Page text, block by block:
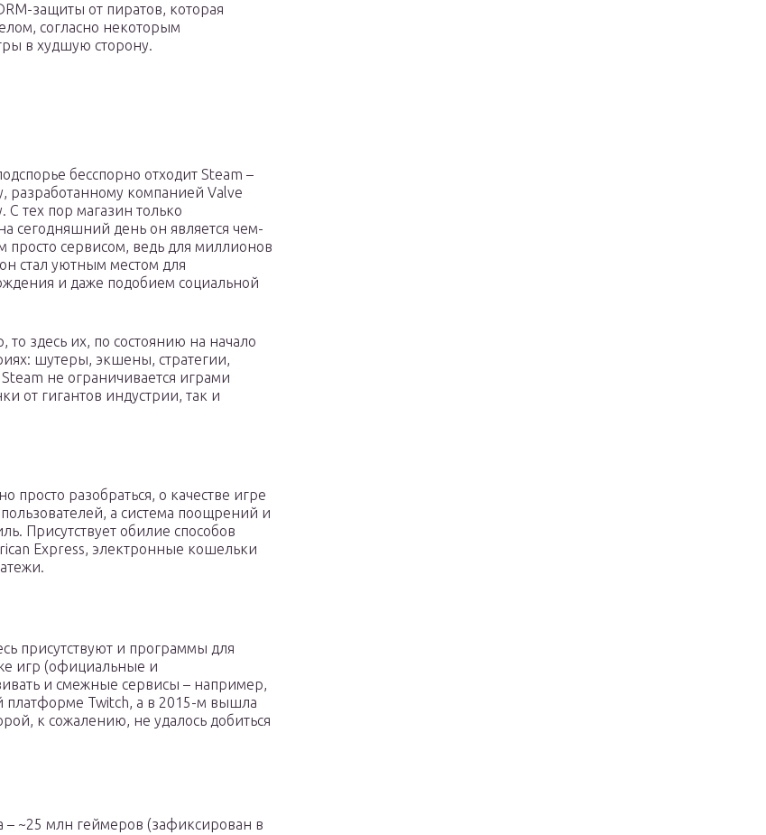
защиты от пиратов, которая
согласно некоторым
в худшую сторону.
бесспорно отходит Steam –
разработанному компанией Valve
С тех пор магазин только
сегодняшний день он является чем-
просто сервисом, ведь для миллионов
стал уютным местом для
и даже подобием социальной
то здесь их, по состоянию на начало
шутеры, экшены, стратегии,
не ограничивается играми
от гигантов индустрии, так и
просто разобраться, о качестве игре
а система поощрений и
Присутствует обилие способов
Express, электронные кошельки
присутствуют и программы для
игр (официальные и
и смежные сервисы – например,
платформе Twitch, а в 2015-м вышла
к сожалению, не удалось добиться
~25 млн геймеров (зафиксирован в